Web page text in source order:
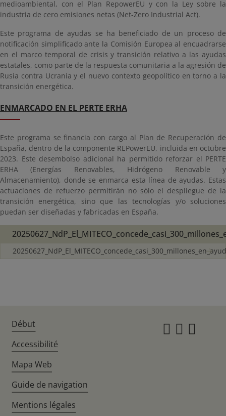
medioambiental, con el Plan RepowerEU y con la Ley sobre la
industria de cero emisiones netas (Net-Zero Industrial Act).
Este programa de ayudas se ha beneficiado de un proceso de
notificación simplificado ante la Comisión Europea al encuadrarse
en el marco temporal de crisis y transición relativo a las ayudas
estatales, como parte de la respuesta comunitaria a la agresión de
Rusia contra Ucrania y el nuevo contexto geopolítico en torno a la
transición energética.
ENMARCADO EN EL PERTE ERHA
Este programa se financia con cargo al Plan de Recuperación de
España, dentro de la componente REPowerEU, incluida en octubre
2023. Este desembolso adicional ha permitido reforzar el PERTE
ERHA (Energías Renovables, Hidrógeno Renovable y
Almacenamiento), donde se enmarca esta línea de ayudas. Estas
actuaciones de refuerzo permitirán no sólo el despliegue de la
transición energética, sino que las tecnologías y/o soluciones
puedan ser diseñadas y fabricadas en España.
Début
Accessibilité
Mapa Web
Guide de navigation
Mentions légales